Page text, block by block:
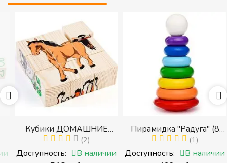
Кубики ДОМАШНИЕ
ЖИВОТНЫЕ (Томик)
(Набор кубиков
(2)
Доступность: В наличии
Пирамидка "Радуга" (8
деталей) (Пирамидка
среднего размера)
(1)
Доступность: В наличии